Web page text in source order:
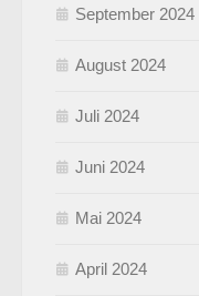
September 2024
August 2024
Juli 2024
Juni 2024
Mai 2024
April 2024